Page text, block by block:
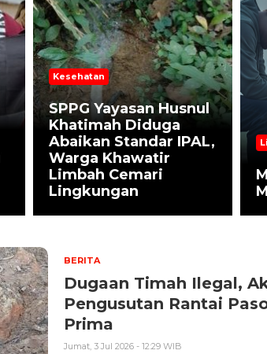
Kesehatan
SPPG Yayasan Husnul
Khatimah Diduga
Abaikan Standar IPAL,
Warga Khawatir
Limbah Cemari
Lingkungan
BERITA
Dugaan Timah Ilegal,
Pengusutan Rantai
Prima
Jumat, 3 Jul 2026 - 12:29 WIB